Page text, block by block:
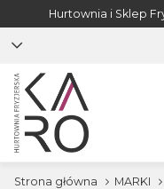
Hurtownia i Sklep
Strona główna MARKI